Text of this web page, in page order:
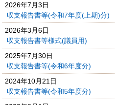
2026年7月3日
収支報告書等(令和7年度(上期)分)
2026年3月6日
収支報告書等様式(議員用)
2025年7月30日
収支報告書等(令和6年度分)
2024年10月21日
収支報告書等(令和5年度分)